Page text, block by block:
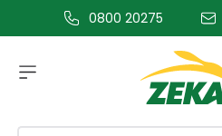
glavni sadržaj0800 20275